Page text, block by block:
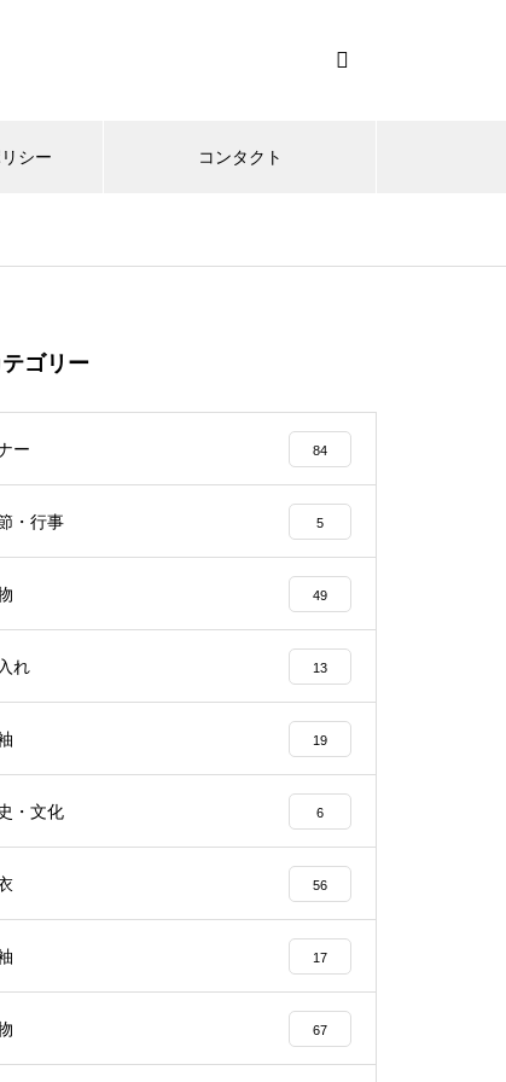
シー コンタクト
ゴリー
ー 84
・行事 5
49
れ 13
19
・文化 6
56
17
67